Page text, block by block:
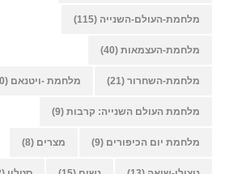
מלחמת-העולם-השנייה (115)
מלחמת-העצמאות (40)
מלחמת-השחרור (21) מלחמת -ויטנאם (10)
מלחמת העולם השנייה: קרבות (9)
מלחמת יום הכיפורים (9) מצרים (8)